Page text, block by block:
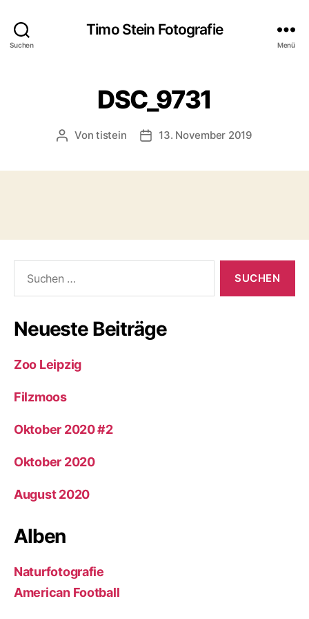
Suchen
Timo Stein Fotografie
Menü
DSC_9731
Beitragsautor
Vontistein Veröffentlichungsdatum
13. November 2019
nach:
Neueste Beiträge
Zoo Leipzig
Filzmoos
Oktober 2020 #2
Oktober 2020
August 2020
Alben
Naturfotografie
American Football